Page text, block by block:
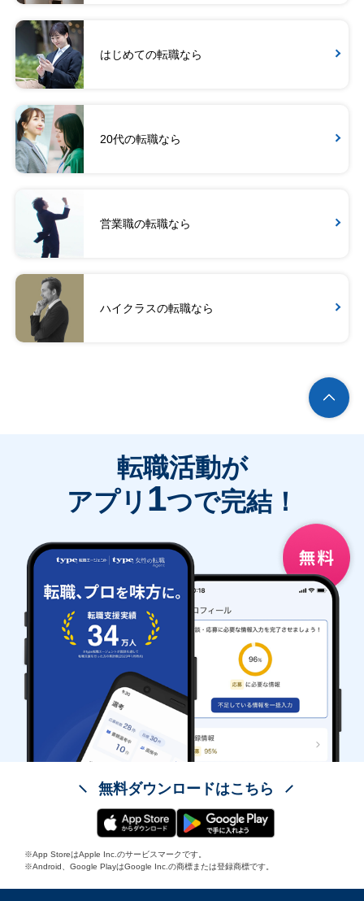
はじめての転職なら
20代の転職なら
営業職の転職なら
ハイクラスの転職なら
転職活動が
アプリ 1つで完結！
無料ダウンロードはこちら
※App StoreはApple Inc.のサービスマークです。
※Android、Google PlayはGoogle Inc.の商標または登録商標です。